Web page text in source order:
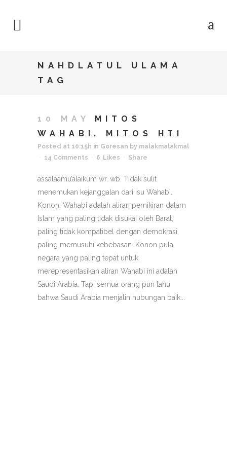
NAHDLATUL ULAMA
TAG
10 MAY
MITOS
WAHABI, MITOS HTI
Posted at 10:15h in Goresan by malakmalakmal
14 Comments
6 Likes Share
assalaamu’alaikum wr. wb. Tidak sulit
menemukan kejanggalan dari isu Wahabi.
Konon, Wahabi adalah aliran pemikiran dalam
Islam yang paling tidak disukai oleh Barat,
paling tidak kompatibel dengan demokrasi,
paling memusuhi kebebasan. Konon pula,
negara yang paling tepat untuk
merepresentasikan aliran Wahabi ini adalah
Saudi Arabia. Tapi semua orang pun tahu
bahwa Saudi Arabia menjalin hubungan baik...